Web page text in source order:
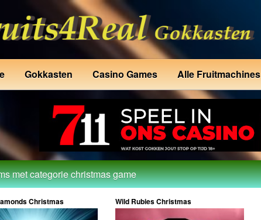
Gokkasten Casino Games Alle Fruitmachines
met categorie christmas game
Christmas Wild Rubies Christmas